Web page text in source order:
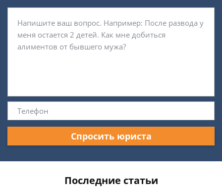
Спросить юриста
Последние статьи